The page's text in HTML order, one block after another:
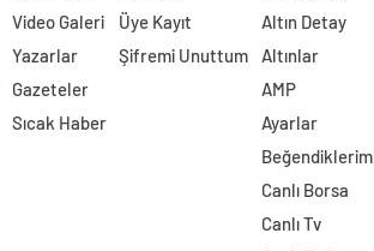
Video Galeri
Yazarlar
Gazeteler
Sıcak Haber
Üye Kayıt
Şifremi Unuttum
Altın Detay
Altınlar
AMP
Ayarlar
Beğendiklerim
Canlı Borsa
Canlı Tv